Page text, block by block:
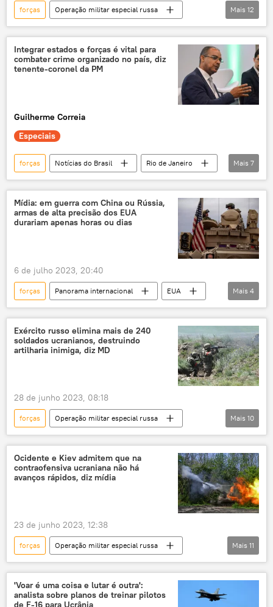
forças
Operação militar especial russa
Rússia
Valery Gerasimov
Joe Biden
Ucrânia
Federação da Rússia
Ocidente
Estado-Maior
Forças Armadas
EUA
Mais 12
Integrar estados e forças é vital para
combater crime organizado no país, diz
tenente-coronel da PM
Guilherme Correia
Especiais
forças Notícias do Brasil
Rio de Janeiro
Brasil
São Paulo
PM
Forças Armadas
segurança pública
Ministério da Justiça e Segurança Pública
Mais 7
Mídia: em guerra com China ou Rússia,
armas de alta precisão dos EUA
durariam apenas horas ou dias
6 de julho 2023, 20:40
forças Panorama internacional
EUA
China
Rússia
conflito armado
armas
Mais 4
Exército russo elimina mais de 240
soldados ucranianos, destruindo
artilharia inimiga, diz MD
28 de junho 2023, 08:18
forças
Operação militar especial russa
Rússia
Ucrânia
Exército da Ucrânia
ofensiva
contraofensiva
tropas
Mais 10
Ocidente e Kiev admitem que na
contraofensiva ucraniana não há
avanços rápidos, diz mídia
23 de junho 2023, 12:38
forças
Operação militar especial russa
Ocidente
Ucrânia
conflito armado
conflito ucraniano
Rússia
ofensiva
contraofensiva
tropas Defesa
Mais 11
'Voar é uma coisa e lutar é outra':
analista sobre planos de treinar pilotos
de F-16 para Ucrânia